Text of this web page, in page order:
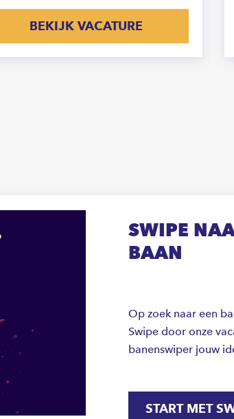
BEKIJK VACATURE
SWIPE
BAAN
Op zoek naar een
Swipe door onze
banenswiper jouw
START MET